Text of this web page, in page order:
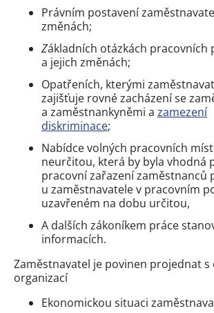
Právním postavení
změnách;
Základních otázkách pracovních
a jejich změnách;
Opatřeních, kterými
zajišťuje rovné zacházení se
a zaměstnankyněmi a zamezení
diskriminace;
Nabídce volných pracovních
neurčitou, která by byla vhodná
pracovní zařazení zaměstnanců
u zaměstnavatele v pracovním
uzavřeném na dobu určitou,
A dalších zákoníkem práce
informacích.
Zaměstnavatel je povinen projednat
organizací
Ekonomickou situaci